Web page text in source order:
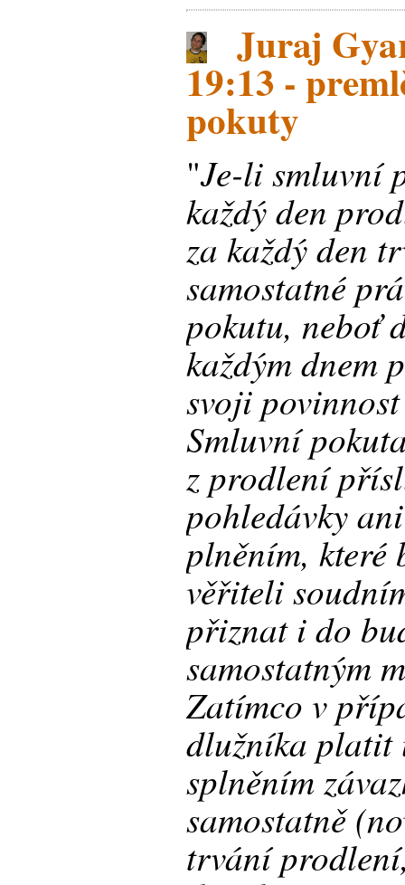
Juraj
19:13 -
pokuty
"Je-li smluvní
každý den
za každý den
samostatné
pokutu, neboť
každým dnem
svoji
Smluvní
z prodlení
pohledávky
plněním, které
věřiteli
přiznat i do
samostatným
Zatímco v
dlužníka platit
splněním
samostatně
trvání